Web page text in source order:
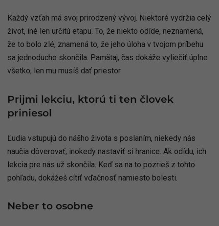
Každý vzťah má svoj prirodzený vývoj. Niektoré vydržia celý
život, iné len určitú etapu. To, že niekto odíde, neznamená,
že to bolo zlé, znamená to, že jeho úloha v tvojom príbehu
sa jednoducho skončila. Pamätaj, čas dokáže vyliečiť úplne
všetko, len mu musíš dať priestor.
Prijmi lekciu, ktorú ti ten človek
priniesol
Ľudia vstupujú do nášho života s poslaním, niekedy nás
naučia dôverovať, inokedy nastaviť si hranice. Ak odídu, ich
lekcia pre nás už skončila. Keď sa na to pozrieš z tohto
pohľadu, dokážeš cítiť vďačnosť namiesto bolesti.
Neber to osobne